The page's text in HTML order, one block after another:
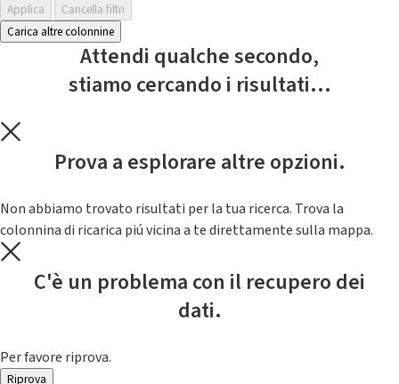
Applica
Cancella filtri
Carica altre colonnine
Attendi qualche secondo,
stiamo cercando i risultati...
Prova a esplorare altre opzioni.
Non abbiamo trovato risultati per la tua ricerca. Trova la
colonnina di ricarica piú vicina a te direttamente sulla mappa.
C'è un problema con il recupero dei
dati.
Per favore riprova.
Riprova